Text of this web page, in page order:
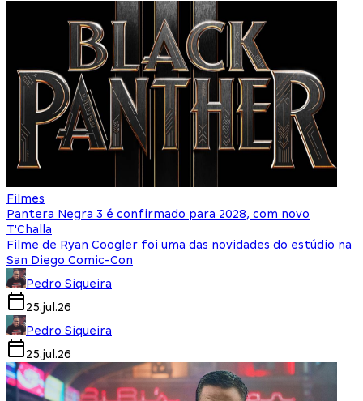
Filmes
Pantera Negra 3 é confirmado para 2028, com novo
T'Challa
Filme de Ryan Coogler foi uma das novidades do estúdio na
San Diego Comic-Con
Pedro Siqueira
25.jul.26
Pedro Siqueira
25.jul.26